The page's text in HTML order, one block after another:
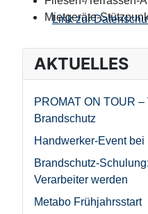
Mietgeräte-
AKTUELLES
PROMAT ON TOUR
Brandschutz
Handwerker-Event
Brandschutz-
Verarbeiter werden
Metabo Frühjahrsstart
Link zur